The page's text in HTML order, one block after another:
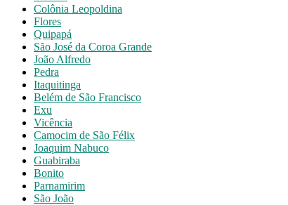
Colônia Leopoldina
Flores
Quipapá
São José da Coroa Grande
João Alfredo
Pedra
Itaquitinga
Belém de São Francisco
Exu
Vicência
Camocim de São Félix
Joaquim Nabuco
Guabiraba
Bonito
Parnamirim
São João